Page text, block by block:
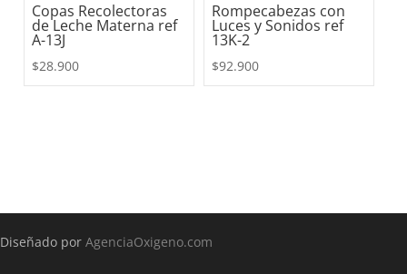
Copas Recolectoras
de Leche Materna ref
A-13J
$28.900
Rompecabezas con
Luces y Sonidos ref
13K-2
$92.900
Diseñado por AgenciaOxigeno.com